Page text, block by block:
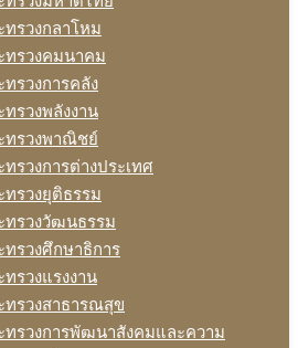
ทรวงกลาโหม
ทรวงคมนาคม
ทรวงการคลัง
ทรวงพลังงาน
ทรวงพาณิชย์
ทรวงการต่างประเทศ
ทรวงยุติธรรม
ทรวงวัฒนธรรม
ทรวงศึกษาธิการ
ทรวงแรงงาน
ทรวงสาธารณสุข
ทรวงการพัฒนาสังคมและความ